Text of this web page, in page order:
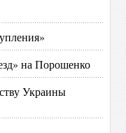
на Порошенко
Украины